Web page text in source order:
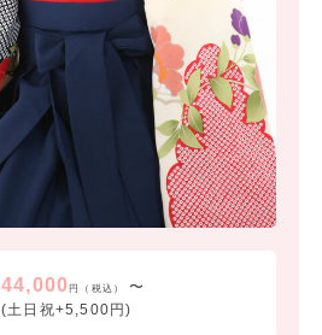
44,000円（税込）
〜
(土日祝+5,500円)